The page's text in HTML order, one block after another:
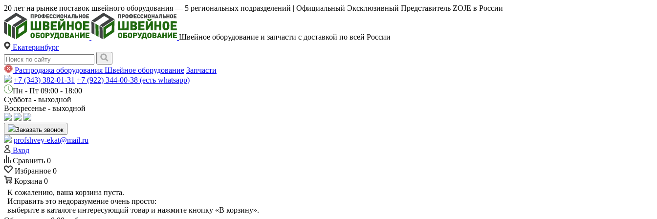
20 лет на рынке поставок швейного оборудования — 5 региональных подразделений | Официальный Эксклюзивный Представитель ZOJE в России
Швейное оборудование и запчасти с доставкой по всей России
Екатеринбург
Распродажа оборудования Швейное оборудование Запчасти
+7 (343) 382-01-31 +7 (922) 344-00-38 (есть whatsapp)
Пн - Пт 09:00 - 18:00
Суббота - выходной
Воскресенье - выходной
Заказать звонок
profshvey-ekat@mail.ru
Вход
Сравнить 0
Избранное 0
Корзина 0
К сожалению, ваша корзина пуста.
Исправить это недоразумение очень просто:
выберите в каталоге интересующий товар и нажмите кнопку «В корзину».